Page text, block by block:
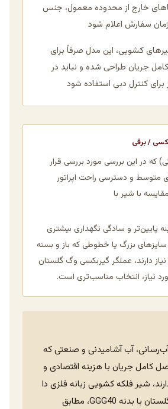
خارج از محدوده معمول، جنس
زمان سفارش اعلام شود
کشویی، این مدل صرفاً برای
جریان طراحی شده و نباید در
برای کنترل دبی استفاده شود
/ برقی
در این بررسی مورد بررسی قرار
متوسط و دسترسی راحت اپراتور
با شیر با
پایین‌تر و سادگی نگهداری بیشتری
سایزهای بزرگ یا خطوطی که باز و بسته
دارند، عملگر گیربکسی وگ گلستان
نیاز، انتخاب مناسب‌تری است.
آب آشامیدنی و صنعتی که
کامل جریان با هزینه اقتصادی و
شیر فلکه کشویی زبانه فلزی دا
کتیل وگ امید گلستان با بدنه GGG40، مطابق